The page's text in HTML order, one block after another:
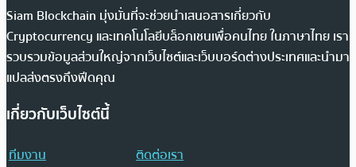
Siam Blockchain มุ่งมั่นที่จะช่วยนำเสนอสารเกี่ยวกับ
Cryptocurrency และเทคโนโลยีบล็อกเชนเพื่อคนไทย ในภาษาไทย เรา
รวบรวมข้อมูลส่วนใหญ่จากเว็บไซต์และเว็บบอร์ดต่างประเทศและนำมา
แปลส่งตรงถึงฟีดคุณ
เกี่ยวกับเว็บไซต์นี้
ทีมงาน
ติดต่อเรา